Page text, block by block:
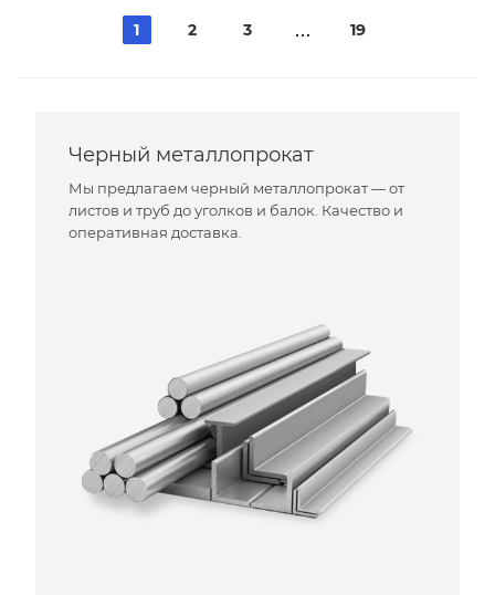
1 2 3 19
Черный металлопрокат
Мы предлагаем черный металлопрокат — от
листов и труб до уголков и балок. Качество и
оперативная доставка.